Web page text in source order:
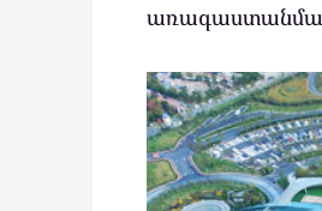
առագաստանման